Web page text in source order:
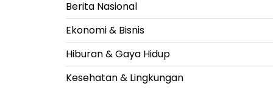
Berita Nasional
Ekonomi & Bisnis
Hiburan & Gaya Hidup
Kesehatan & Lingkungan